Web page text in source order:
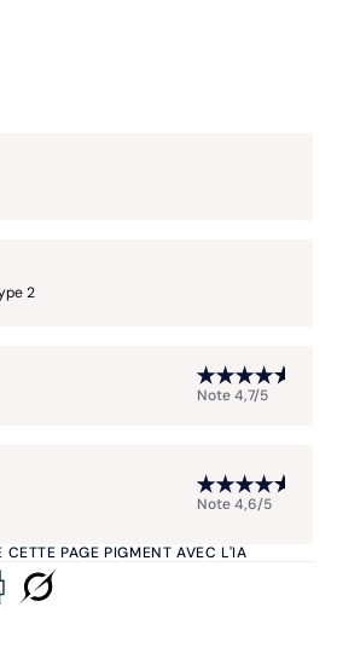
CETTE PAGE PIGMENT AVEC L'IA
2
Note 4,7/5
Note 4,6/5